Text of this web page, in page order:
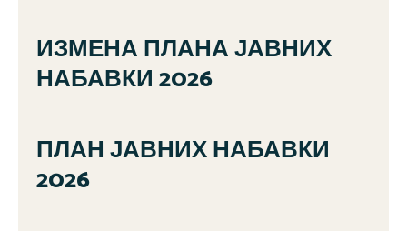
ИЗМЕНА ПЛАНА ЈАВНИХ
НАБАВКИ 2026
ПЛАН ЈАВНИХ НАБАВКИ
2026